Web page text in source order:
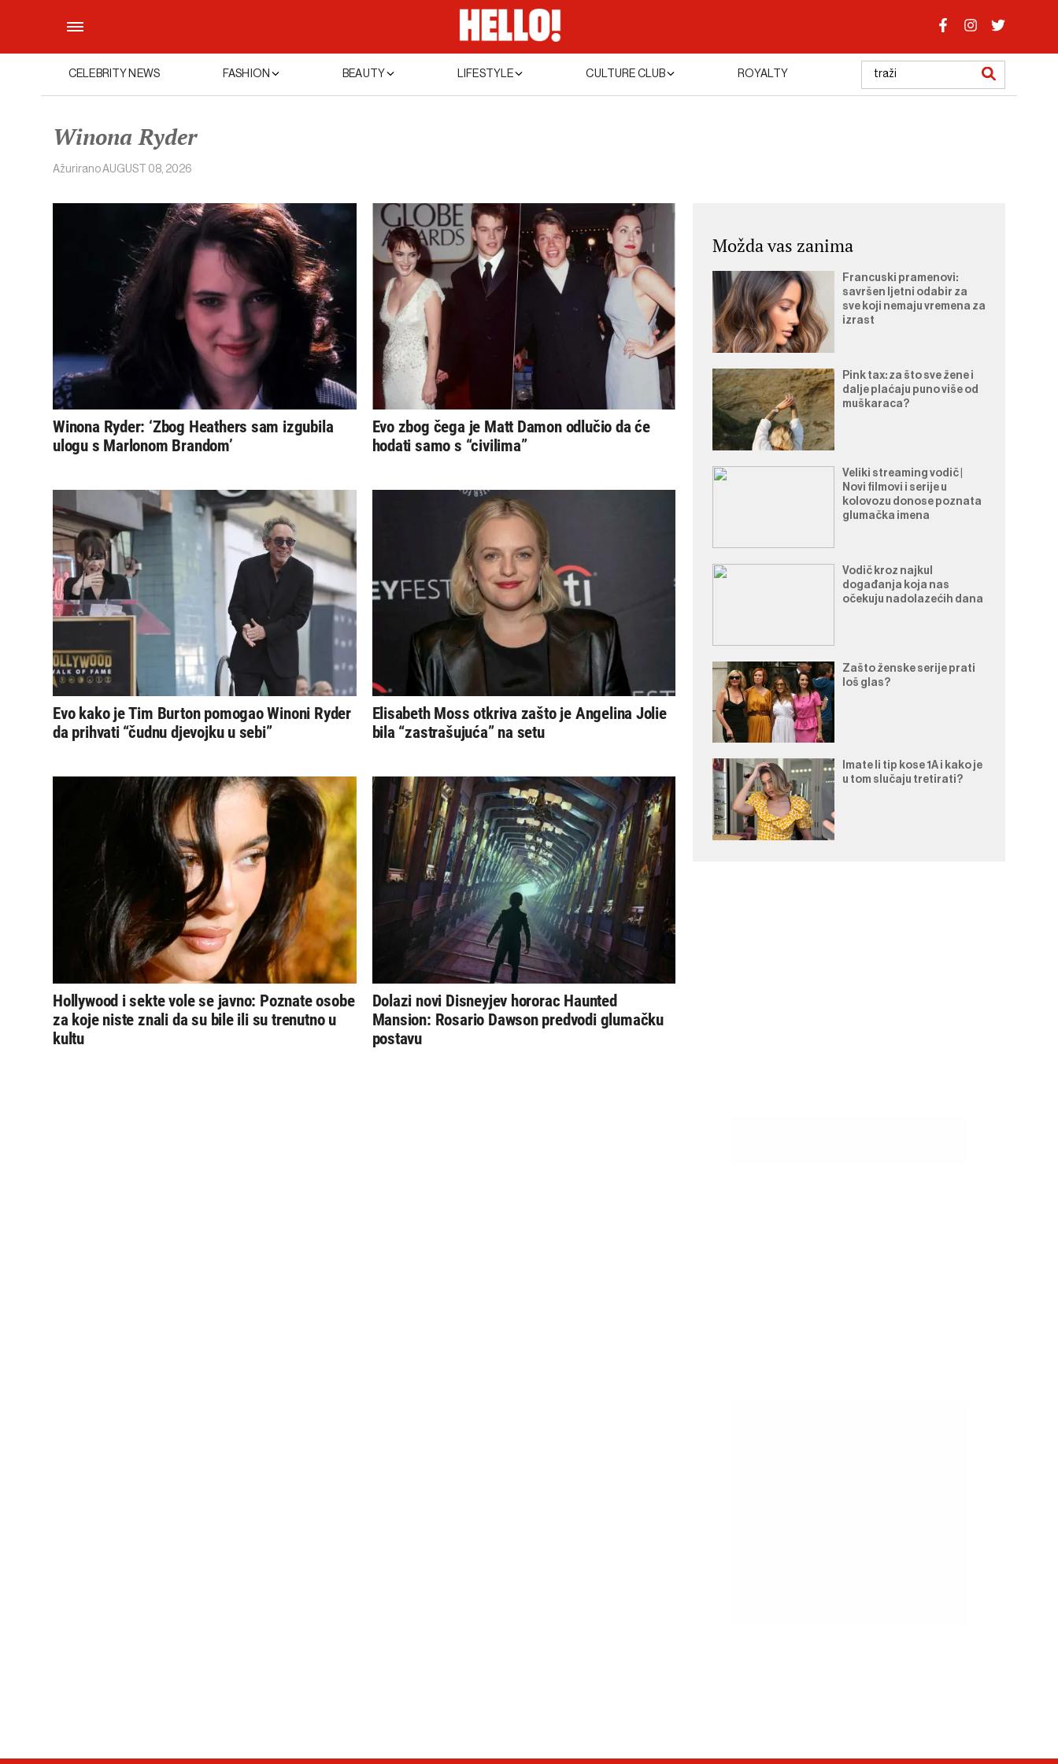
CELEBRITY NEWS FASHION BEAUTY LIFESTYLE CULTURE CLUB ROYALTY
Winona Ryder
AžuriranoAUGUST 08, 2026
Winona Ryder: ‘Zbog Heathers sam izgubila
ulogu s Marlonom Brandom’
Evo zbog čega je Matt Damon odlučio da će
hodati samo s “civilima”
Evo kako je Tim Burton pomogao Winoni Ryder
da prihvati “čudnu djevojku u sebi”
Elisabeth Moss otkriva zašto je Angelina Jolie
bila “zastrašujuća” na setu
Hollywood i sekte vole se javno: Poznate osobe
za koje niste znali da su bile ili su trenutno u
kultu
Dolazi novi Disneyjev hororac Haunted
Mansion: Rosario Dawson predvodi glumačku
postavu
Možda vas zanima
Francuski pramenovi:
savršen ljetni odabir za
sve koji nemaju vremena za
izrast
Pink tax: za što sve žene i
dalje plaćaju puno više od
muškaraca?
Veliki streaming vodič |
Novi filmovi i serije u
kolovozu donose poznata
glumačka imena
Vodič kroz najkul
događanja koja nas
očekuju nadolazećih dana
Zašto ženske serije prati
loš glas?
Imate li tip kose 1A i kako je
u tom slučaju tretirati?